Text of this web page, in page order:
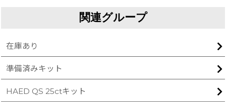
関連グループ
在庫あり
準備済みキット
HAED QS 25ctキット